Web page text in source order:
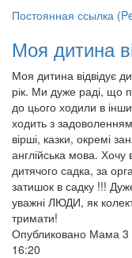
Постоянная ссылка
Моя дитина
Моя дитина відвідує
рік. Ми дуже раді, що
до цього ходили в
ходить з
вірші, казки, окремі
англійська мова.
дитячого садка, за
затишок в садку !!! Дуже
уважні ЛЮДИ, як
тримати!
Опубликовано Мама 3
16:20